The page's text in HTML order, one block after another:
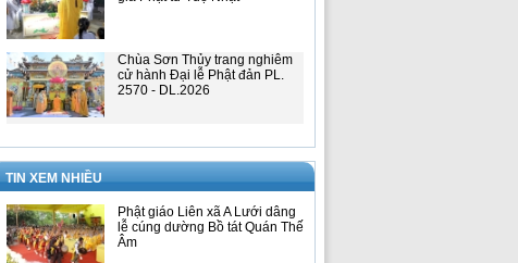
Chùa Sơn Thủy trang nghiêm
cử hành Đại lễ Phật đản PL.
2570 - DL.2026
TIN XEM NHIỀU
Phật giáo Liên xã A Lưới dâng
lễ cúng dường Bồ tát Quán Thế
Âm